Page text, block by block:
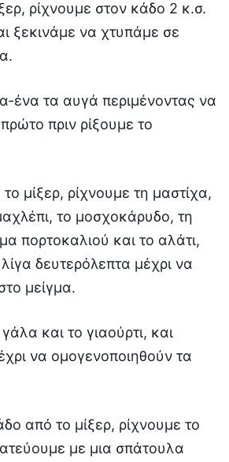
ρίχνουμε στον κάδο 2 κ.σ.
ξεκινάμε να χτυπάμε σε
ένα τα αυγά περιμένοντας να
πριν ρίξουμε το
μίξερ, ρίχνουμε τη μαστίχα,
το μοσχοκάρυδο, τη
πορτοκαλιού και το αλάτι,
δευτερόλεπτα μέχρι να
μείγμα.
και το γιαούρτι, και
να ομογενοποιηθούν τα
από το μίξερ, ρίχνουμε το
με μια σπάτουλα